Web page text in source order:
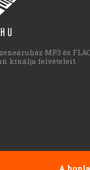
MP3 és
kínálja felvételeit.